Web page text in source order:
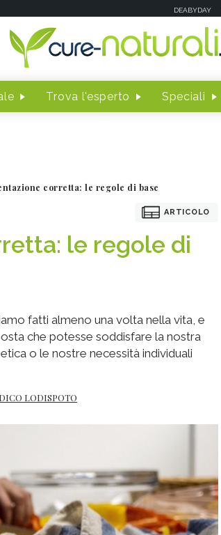
DEABYDAY
Trova l'esperto Speciali
corretta: le regole di base
ARTICOLO
le regole di
fatti almeno una volta nella vita, e
che potesse soddisfare la nostra
o le nostre necessità individuali
LODISPOTO